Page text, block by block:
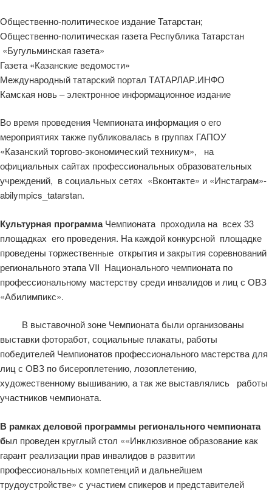
Общественно-политическое издание Татарстан;
Общественно-политическая газета Республика Татарстан
«Бугульминская газета»
Газета «Казанские ведомости»
Международный татарский портал ТАТАРЛАР.ИНФО
Камская новь – электронное информационное издание
Во время проведения Чемпионата информация о его
мероприятиях также публиковалась в группах ГАПОУ
«Казанский торгово-экономический техникум», на
официальных сайтах профессиональных образовательных
учреждений, в социальных сетях «Вконтакте» и «Инстаграм»-
abilympics_tatarstan.
Культурная программаЧемпионата проходила на всех 33
площадках его проведения. На каждой конкурсной площадке
проведены торжественные открытия и закрытия соревнований
регионального этапа VII Национального чемпионата по
профессиональному мастерству среди инвалидов и лиц с ОВЗ
«Абилимпикс».
В выставочной зоне Чемпионата были организованы
выставки фоторабот, социальные плакаты, работы
победителей Чемпионатов профессионального мастерства для
лиц с ОВЗ по бисероплетению, лозоплетению,
художественному вышиванию, а так же выставлялись работы
участников чемпионата.
В рамках деловой программы регионального чемпионата
был проведен круглый стол ««Инклюзивное образование как
гарант реализации прав инвалидов в развитии
профессиональных компетенций и дальнейшем
трудоустройстве» с участием спикеров и представителей